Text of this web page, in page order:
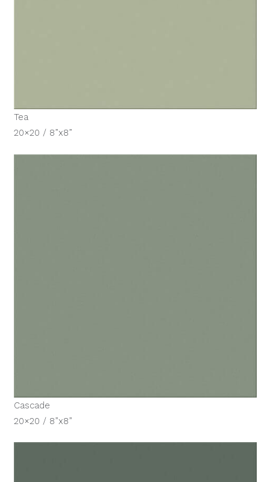
Tea
20×20 / 8”x8”
Cascade
20×20 / 8”x8”